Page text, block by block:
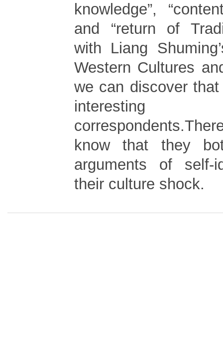
knowledge”,
and “return of
with Liang
Western Cultures
we can discover
interesting
know that they
arguments of self-
their culture shock.